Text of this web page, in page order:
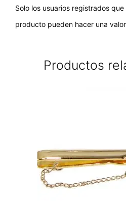
Solo los usuarios registrados
producto pueden hacer una
Productos